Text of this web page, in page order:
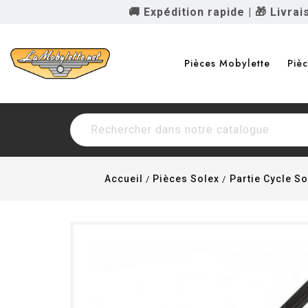
🚚 Expédition rapide | 🎁
Pièces Mobylette
Accueil Pièces Solex Partie Cycle